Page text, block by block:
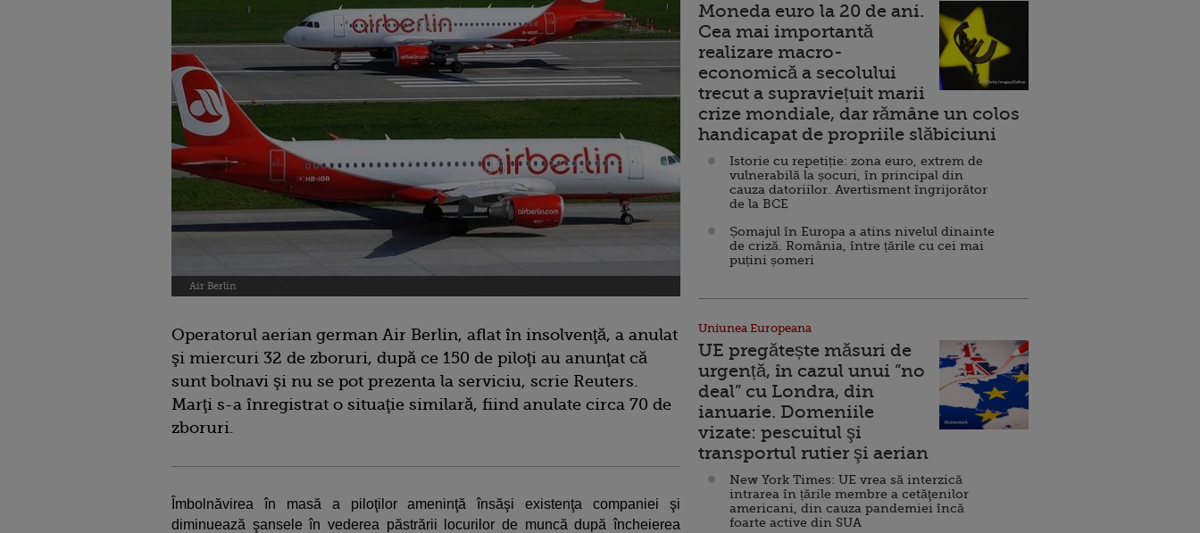
Air Berlin
Operatorul aerian german Air Berlin, aflat în insolvenţă, a anulat
şi miercuri 32 de zboruri, după ce 150 de piloţi au anunţat că
sunt bolnavi şi nu se pot prezenta la serviciu, scrie Reuters.
Marţi s-a înregistrat o situaţie similară, fiind anulate circa 70 de
zboruri.
Îmbolnăvirea în masă a piloţilor ameninţă însăşi existenţa companiei şi
diminuează şansele în vederea păstrării locurilor de muncă după încheierea
Moneda euro la 20 de ani.
Cea mai importantă
realizare macro-
economică a secolului
trecut a supraviețuit marii
crize mondiale, dar rămâne un colos
handicapat de propriile slăbiciuni
Istorie cu repetiție: zona euro, extrem de
vulnerabilă la șocuri, în principal din
cauza datoriilor. Avertisment îngrijorător
de la BCE
Șomajul în Europa a atins nivelul dinainte
de criză. România, între țările cu cei mai
puțini șomeri
Uniunea Europeana
UE pregătește măsuri de
urgență, în cazul unui ”no
deal” cu Londra, din
ianuarie. Domeniile
vizate: pescuitul şi
transportul rutier şi aerian
New York Times: UE vrea să interzică
intrarea în țările membre a cetăţenilor
americani, din cauza pandemiei încă
foarte active din SUA